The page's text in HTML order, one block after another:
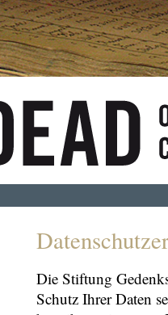
Die Stiftung
Schutz Ihrer Daten